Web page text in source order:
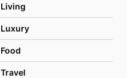
Living
Luxury
Food
Travel